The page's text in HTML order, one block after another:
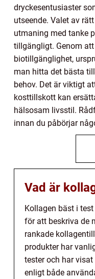
dryckesentusiaster
utseende. Valet av
utmaning med tanke
tillgängligt. Genom
biotillgänglighet,
man hitta det bästa
behov. Det är viktigt
kosttillskott kan
hälsosam livsstil.
innan du påbörjar
Vad är
Kollagen bäst i
för att beskriva de
rankade
produkter har
tester och har
enligt både